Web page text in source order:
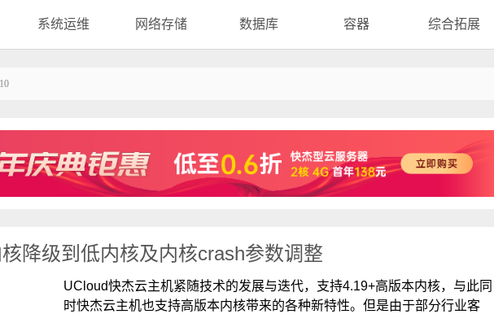
系统运维 网络存储 数据库 容器 综合拓展
降级到低内核及内核crash参数调整
UCloud快杰云主机紧随技术的发展与迭代，支持4.19+高版本内核，与此同
时快杰云主机也支持高版本内核带来的各种新特性。但是由于部分行业客